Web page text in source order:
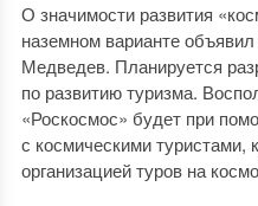
О значимости развития
наземном варианте
Медведев. Планируется
по развитию туризма.
«Роскосмос» будет при
с космическими туристами,
организацией туров на